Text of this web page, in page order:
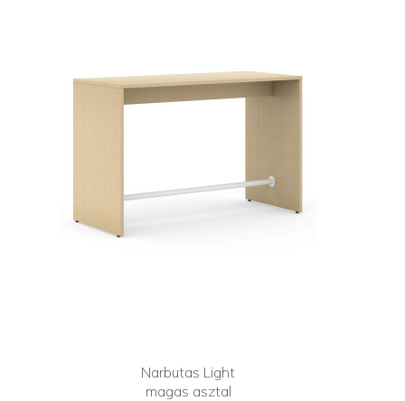
Narbutas Light
magas asztal